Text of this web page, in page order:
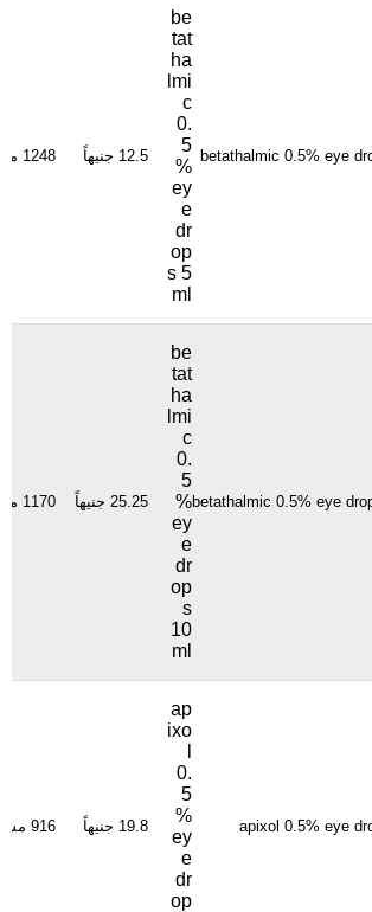
be
tat
ha
lmi
c
0.
5
%
ey
e
dr
op
s 5
ml
12.5 جنيهاً 1248 مشاهدة
be
tat
ha
lmi
c
0.
5
%
ey
e
dr
op
s
10
ml
25.25 جنيهاً 1170 مشاهدة
ap
ixo
0.
5
%
ey
e
dr
op
19.8 جنيهاً 916 مشاهدة